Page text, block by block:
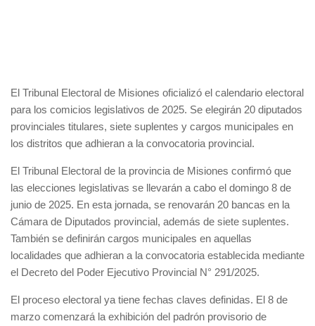
El Tribunal Electoral de Misiones oficializó el calendario electoral
para los comicios legislativos de 2025. Se elegirán 20 diputados
provinciales titulares, siete suplentes y cargos municipales en
los distritos que adhieran a la convocatoria provincial.
El Tribunal Electoral de la provincia de Misiones confirmó que
las elecciones legislativas se llevarán a cabo el domingo 8 de
junio de 2025. En esta jornada, se renovarán 20 bancas en la
Cámara de Diputados provincial, además de siete suplentes.
También se definirán cargos municipales en aquellas
localidades que adhieran a la convocatoria establecida mediante
el Decreto del Poder Ejecutivo Provincial N° 291/2025.
El proceso electoral ya tiene fechas claves definidas. El 8 de
marzo comenzará la exhibición del padrón provisorio de